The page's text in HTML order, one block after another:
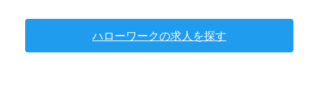
ハローワークの求人を探す